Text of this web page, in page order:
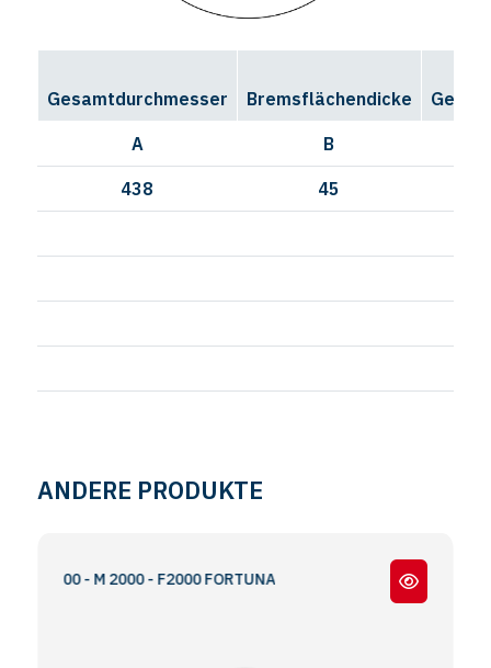
Gesamtdurchmesser Bremsflächendicke
A B
438 45
ANDERE PRODUKTE
- M 2000 - F2000 FORTUNA